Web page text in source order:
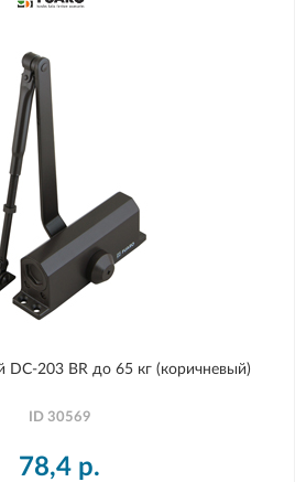
DC-203 BR до 65 кг (коричневый)
ID 30569
78,4 р.